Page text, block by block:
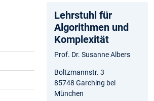
Lehrstuhl für
Algorithmen und
Komplexität
Prof. Dr. Susanne Albers
Boltzmannstr. 3
85748 Garching bei
München